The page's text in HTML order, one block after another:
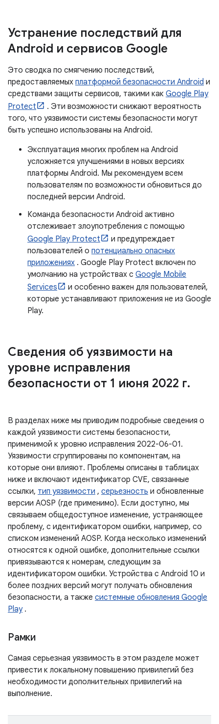
Устранение последствий для
Android и сервисов Google
Это сводка по смягчению последствий,
предоставляемых платформой безопасности Android и
средствами защиты сервисов, такими как Google Play
Protect
. Эти возможности снижают вероятность
того, что уязвимости системы безопасности могут
быть успешно использованы на Android.
Эксплуатация многих проблем на Android
усложняется улучшениями в новых версиях
платформы Android. Мы рекомендуем всем
пользователям по возможности обновиться до
последней версии Android.
Команда безопасности Android активно
отслеживает злоупотребления с помощью
Google Play Protect
и предупреждает
пользователей о потенциально опасных
приложениях . Google Play Protect включен по
умолчанию на устройствах с Google Mobile
Services
и особенно важен для пользователей,
которые устанавливают приложения не из Google
Play.
Сведения об уязвимости на
уровне исправления
безопасности от 1 июня 2022 г.
В разделах ниже мы приводим подробные сведения о
каждой уязвимости системы безопасности,
применимой к уровню исправления 2022-06-01.
Уязвимости сгруппированы по компонентам, на
которые они влияют. Проблемы описаны в таблицах
ниже и включают идентификатор CVE, связанные
ссылки, тип уязвимости , серьезность и обновленные
версии AOSP (где применимо). Если доступно, мы
связываем общедоступное изменение, устраняющее
проблему, с идентификатором ошибки, например, со
списком изменений AOSP. Когда несколько изменений
относятся к одной ошибке, дополнительные ссылки
привязываются к номерам, следующим за
идентификатором ошибки. Устройства с Android 10 и
более поздних версий могут получать обновления
безопасности, а также системные обновления Google
Play.
Рамки
Самая серьезная уязвимость в этом разделе может
привести к локальному повышению привилегий без
необходимости дополнительных привилегий на
выполнение.